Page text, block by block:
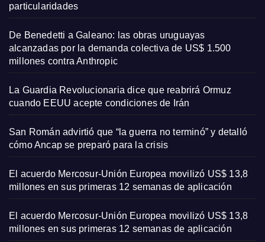
particularidades
De Benedetti a Galeano: las obras uruguayas
alcanzadas por la demanda colectiva de US$ 1.500
millones contra Anthropic
La Guardia Revolucionaria dice que reabrirá Ormuz
cuando EEUU acepte condiciones de Irán
San Román advirtió que “la guerra no terminó” y detalló
cómo Ancap se preparó para la crisis
El acuerdo Mercosur-Unión Europea movilizó US$ 13,8
millones en sus primeras 12 semanas de aplicación
El acuerdo Mercosur-Unión Europea movilizó US$ 13,8
millones en sus primeras 12 semanas de aplicación